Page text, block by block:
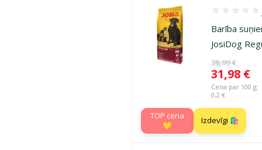
Barība
JosiDog
Oriģinālā
38,99 €
Cena
31,98 €
Cena par 100 g:
0,2 €
TOP cena
💛
Izdevīgi 🛍️